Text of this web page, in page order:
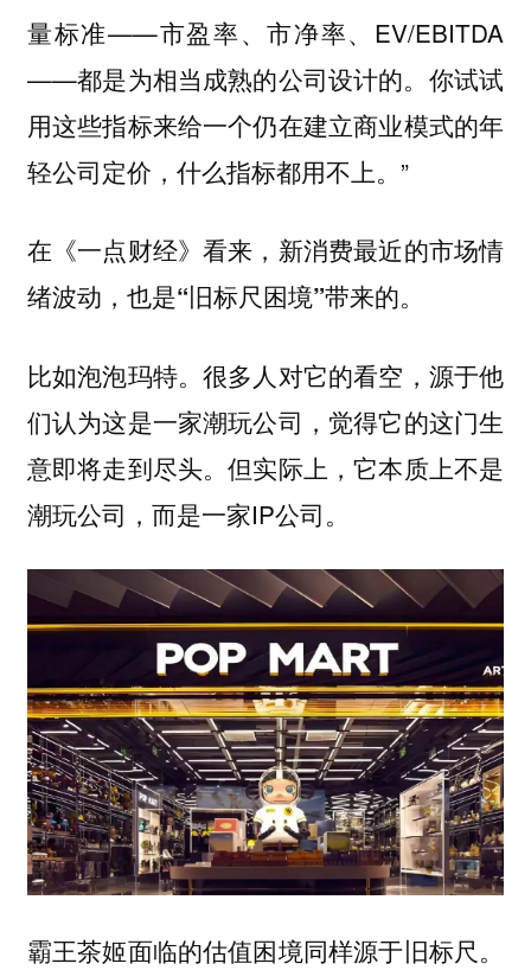
量标准——市盈率、市净率、EV/EBITDA
——都是为相当成熟的公司设计的。你试试
用这些指标来给一个仍在建立商业模式的年
轻公司定价，什么指标都用不上。”
在《一点财经》看来，新消费最近的市场情
绪波动，也是“旧标尺困境”带来的。
比如泡泡玛特。很多人对它的看空，源于他
们认为这是一家潮玩公司，觉得它的这门生
意即将走到尽头。但实际上，它本质上不是
潮玩公司，而是一家IP公司。
霸王茶姬面临的估值困境同样源于旧标尺。